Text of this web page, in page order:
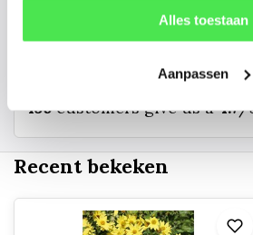
Alles toestaan
Aanpassen
06 45 601 508 (tijdelijk
156 customers give us a 4.7/
Recent bekeken